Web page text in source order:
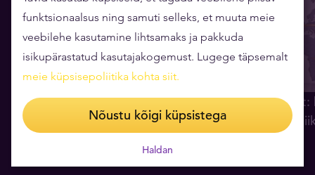
Analüüs: kullaturul toimus poole
aasta olulisim läbimurre
Kulla Q2 raport:
raskuskese on
funktsionaalsus ning samuti selleks, et muuta meie
veebilehe kasutamine lihtsamaks ja pakkuda
isikupärastatud kasutajakogemust. Lugege täpsemalt
meie küpsisepoliitika kohta siit.
Nõustu kõigi küpsistega
Haldan